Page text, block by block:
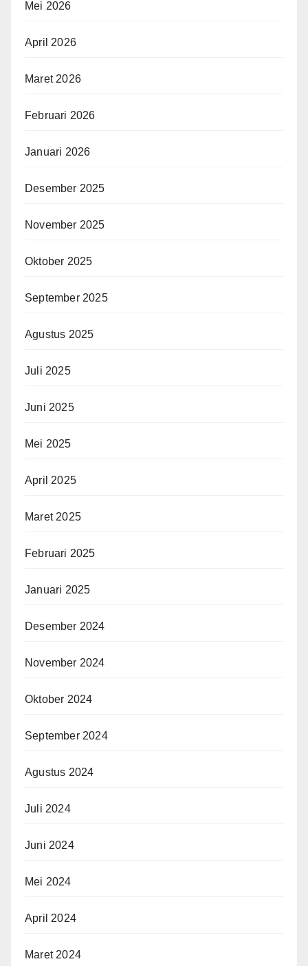
Mei 2026
April 2026
Maret 2026
Februari 2026
Januari 2026
Desember 2025
November 2025
Oktober 2025
September 2025
Agustus 2025
Juli 2025
Juni 2025
Mei 2025
April 2025
Maret 2025
Februari 2025
Januari 2025
Desember 2024
November 2024
Oktober 2024
September 2024
Agustus 2024
Juli 2024
Juni 2024
Mei 2024
April 2024
Maret 2024